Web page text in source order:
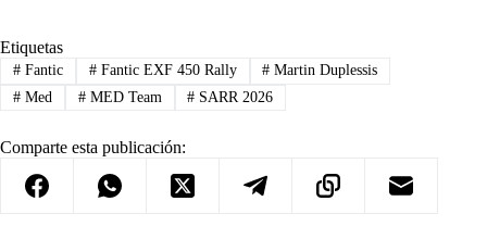
Etiquetas
#Fantic #Fantic EXF 450 Rally # Martin Duplessis
#Med #MED Team # SARR 2026
Comparte esta publicación: